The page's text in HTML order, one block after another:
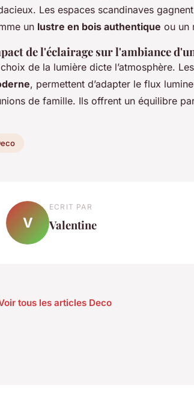
Les espaces scandinaves
un lustre en bois authentique ou un
de l'éclairage sur l'ambiance
de la lumière dicte l’atmosphère.
, permettent d’adapter le flux
de famille. Ils offrent un équilibre
V
ECRIT PAR
Valentine
tous les articles Deco